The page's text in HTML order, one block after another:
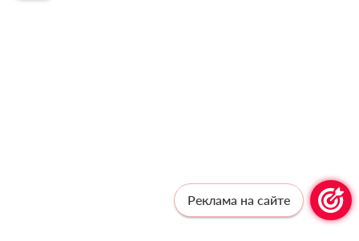
Реклама на сайте